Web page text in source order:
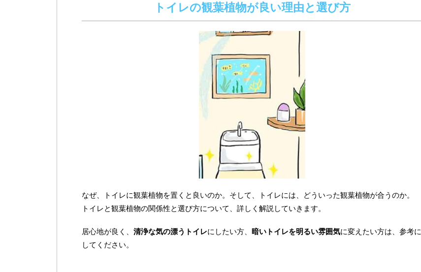
トイレの観葉植物が良い理由と選び方
なぜ、トイレに観葉植物を置くと良いのか。そして、トイレには、どういった観葉植物が合うのか。
トイレと観葉植物の関係性と選び方について、詳しく解説していきます。
居心地が良く、 清浄な気の漂うトイレにしたい方、 暗いトイレを明るい雰囲気に変えたい方は、参考に
してください。